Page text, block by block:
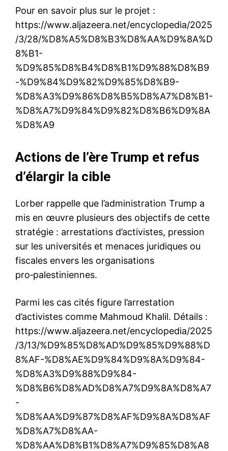
Pour en savoir plus sur le projet :
https://www.aljazeera.net/encyclopedia/2025
/3/28/%D8%A5%D8%B3%D8%AA%D9%8A%D
8%B1-
%D9%85%D8%B4%D8%B1%D9%88%D8%B9
-%D9%84%D9%82%D9%85%D8%B9-
%D8%A3%D9%86%D8%B5%D8%A7%D8%B1-
%D8%A7%D9%84%D9%82%D8%B6%D9%8A
%D8%A9
Actions de l’ère Trump et refus
d’élargir la cible
Lorber rappelle que l’administration Trump a
mis en œuvre plusieurs des objectifs de cette
stratégie : arrestations d’activistes, pression
sur les universités et menaces juridiques ou
fiscales envers les organisations
pro‑palestiniennes.
Parmi les cas cités figure l’arrestation
d’activistes comme Mahmoud Khalil. Détails :
https://www.aljazeera.net/encyclopedia/2025
/3/13/%D9%85%D8%AD%D9%85%D9%88%D
8%AF-%D8%AE%D9%84%D9%8A%D9%84-
%D8%A3%D9%88%D9%84-
%D8%B6%D8%AD%D8%A7%D9%8A%D8%A7
-
%D8%AA%D9%87%D8%AF%D9%8A%D8%AF
%D8%A7%D8%AA-
%D8%AA%D8%B1%D8%A7%D9%85%D8%A8